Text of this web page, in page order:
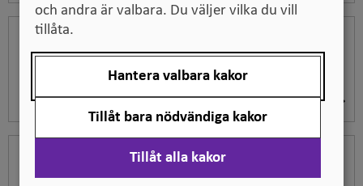
بكالوريوس
Bakalorious
Degree of Bachelor
Högskoleutbildning
بكالوريوس في الهندسة
Bakalorious fi Al-Handasa
och andra är valbara. Du väljer vilka du vill
tillåta.
Hantera valbara kakor
Tillåt bara nödvändiga kakor
Tillåt alla kakor